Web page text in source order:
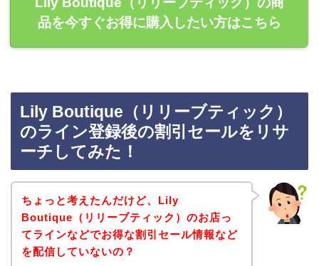
品を今すぐお得に購入したい方はこちら
Lily Boutique（リリーブティック）
のライン登録後の割引セールをリサ
ーチしてみた！
ちょっと考えたんだけど、Lily
Boutique（リリーブティック）のお店っ
てラインなどでお得な割引セール情報など
を配信していないの？